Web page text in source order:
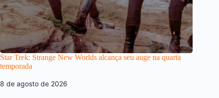
Star Trek: Strange New Worlds alcança seu auge na quarta
temporada
8 de agosto de 2026